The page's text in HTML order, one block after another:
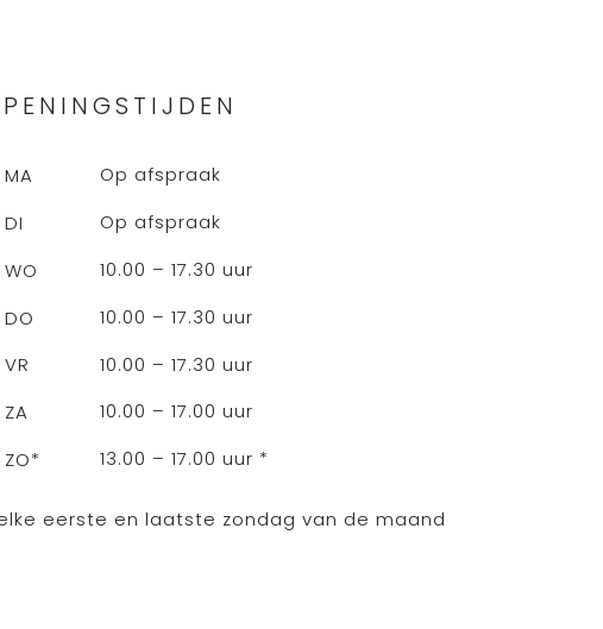
MA
Op afspraak
DI
Op afspraak
WO
10.00 – 17.30 uur
DO
10.00 – 17.30 uur
VR
10.00 – 17.30 uur
ZA
10.00 – 17.00 uur
ZO*
13.00 – 17.00 uur *
eerste en laatste zondag van de maand